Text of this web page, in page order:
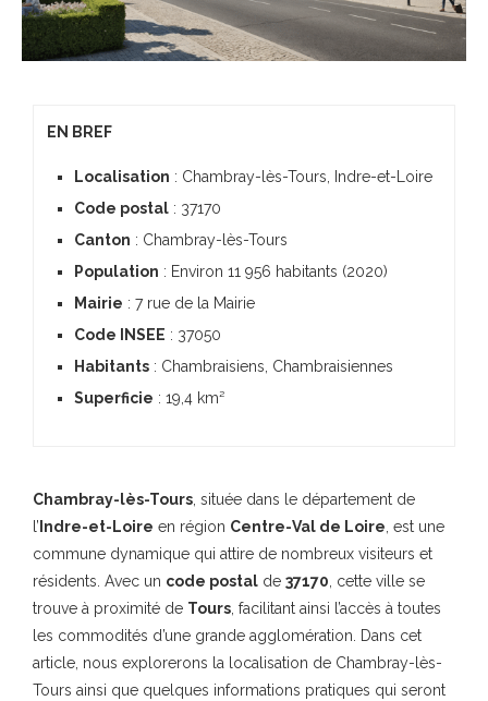
EN BREF
Localisation : Chambray-lès-Tours, Indre-et-Loire
Code postal : 37170
Canton : Chambray-lès-Tours
Population : Environ 11 956 habitants (2020)
Mairie : 7 rue de la Mairie
Code INSEE : 37050
Habitants : Chambraisiens, Chambraisiennes
Superficie : 19,4 km²
Chambray-lès-Tours , située dans le département de
l’ Indre-et-Loire en région Centre-Val de Loire , est une
commune dynamique qui attire de nombreux visiteurs et
résidents. Avec un code postal de 37170 , cette ville se
trouve à proximité de Tours , facilitant ainsi l’accès à toutes
les commodités d’une grande agglomération. Dans cet
article, nous explorerons la localisation de Chambray-lès-
Tours ainsi que quelques informations pratiques qui seront